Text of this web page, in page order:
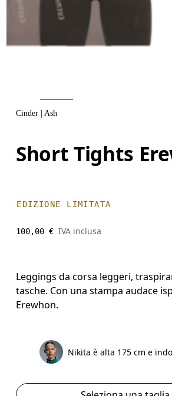
Cinder | Ash
Short Tights
EDIZIONE LIMITATA
100,00 € IVA inclusa
Leggings da corsa leggeri,
tasche. Con una stampa audace
Erewhon.
Nikita è alta 175 cm e